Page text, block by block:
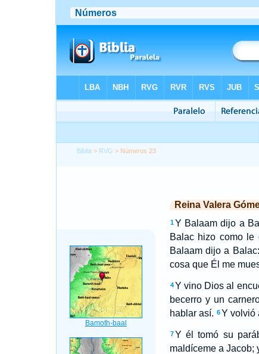
Biblia > RVG > Números 23
Reina Valera
1 Y Balaam dijo a
Balac hizo como le
Balaam dijo a
cosa que Él me
4 Y vino Dios al
becerro y un
hablar así. 6 Y volvió
7 Y él tomó su
maldíceme a Jacob;